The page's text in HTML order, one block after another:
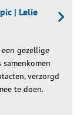
| Lelie
gezellige
verzorgd
te doen.